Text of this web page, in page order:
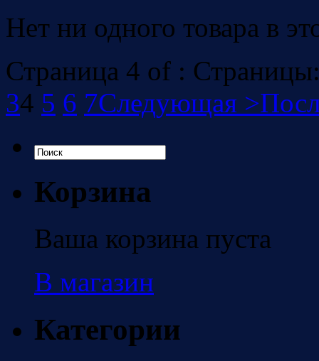
Нет ни одного товара в
Страница 4 of :
34 5 6 7Следующая >
Корзина
Ваша корзина пуста
В магазин
Категории